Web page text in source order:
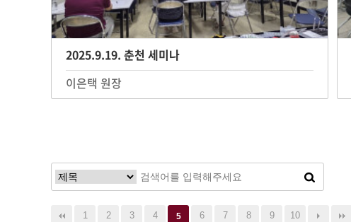
2025.9.19. 춘천 세미나
이은택 원장
1 2 3 4 5 6 7 8 9 10